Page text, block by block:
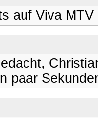
auf Viva
paar